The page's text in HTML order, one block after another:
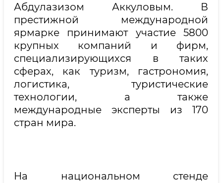
Абдулазизом Аккуловым. В
престижной международной
ярмарке принимают участие 5800
крупных компаний и фирм,
специализирующихся в таких
сферах, как туризм, гастрономия,
логистика, туристические
технологии, а также
международные эксперты из 170
стран мира.
На национальном стенде